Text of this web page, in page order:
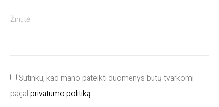
Sutinku, kad mano pateikti duomenys būtų tvarkomi
pagal privatumo politiką .